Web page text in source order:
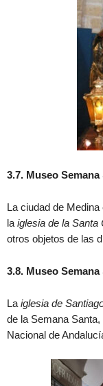
3.7. Museo
La ciudad de
laiglesia de la Santa
otros objetos de las
3.8. Museo
Laiglesia de
de la Semana
Nacional de